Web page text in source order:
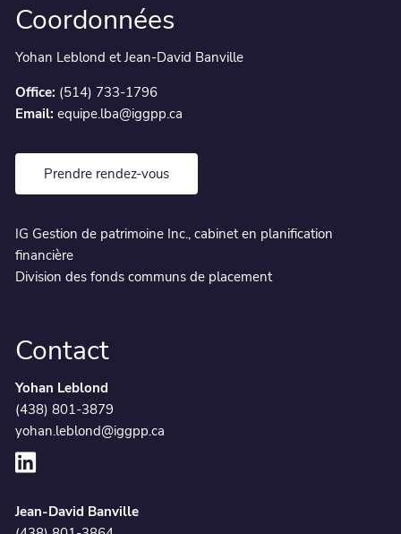
Coordonnées
Yohan Leblond et Jean-David Banville
Office: (514) 733-1796
Email: equipe.lba@iggpp.ca
Prendre rendez-vous
IG Gestion de patrimoine Inc., cabinet en planification
financière
Division des fonds communs de placement
Contact
Yohan Leblond
(438) 801-3879
yohan.leblond@iggpp.ca
Jean-David Banville